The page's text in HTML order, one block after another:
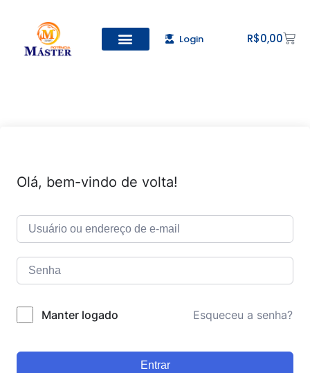
Login R$0,00
Olá, bem-vindo de volta!
Manter logado Esqueceu a senha?
Entrar